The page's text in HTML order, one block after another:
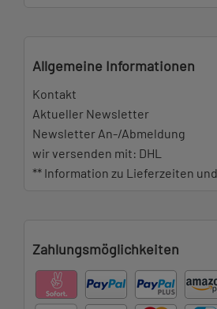
Allgemeine Informationen
Kontakt
Aktueller Newsletter
Newsletter An-/Abmeldung
wir versenden mit: DHL
** Information zu Lieferzeiten
Zahlungsmöglichkeiten